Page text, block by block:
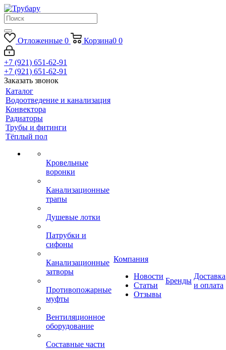
Отложенные 0 Корзина0 0
+7 (921) 651-62-91
+7 (921) 651-62-91
Заказать звонок
Каталог
Водоотведение и канализация
Конвектора
Радиаторы
Трубы и фитинги
Тёплый пол
Кровельные
воронки
Канализационные
трапы
Душевые лотки
Патрубки и
сифоны
Канализационные
затворы
Противопожарные
муфты
Вентиляционное
оборудование
Составные части
Компания
Новости
Статьи
Отзывы
Бренды
Доставка
и оплата